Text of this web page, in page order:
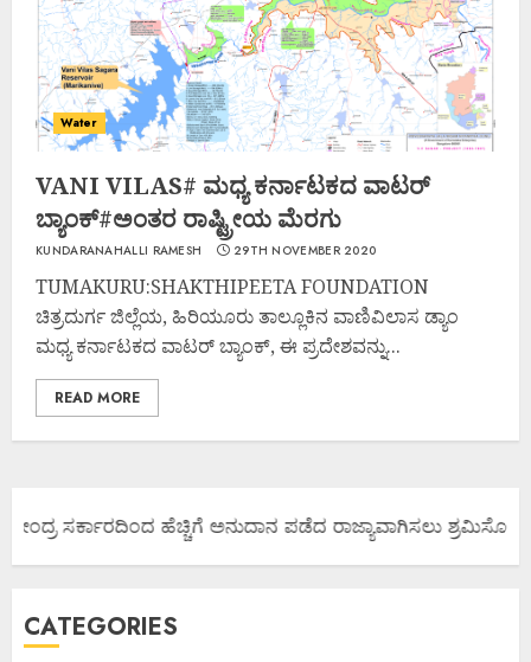
Water
VANI VILAS# ಮಧ್ಯ ಕರ್ನಾಟಕದ ವಾಟರ್
ಬ್ಯಾಂಕ್#ಅಂತರ ರಾಷ್ಟ್ರೀಯ ಮೆರಗು
KUNDARANAHALLI RAMESH 29TH NOVEMBER 2020
TUMAKURU:SHAKTHIPEETA FOUNDATION
ಚಿತ್ರದುರ್ಗ ಜಿಲ್ಲೆಯ, ಹಿರಿಯೂರು ತಾಲ್ಲೂಕಿನ ವಾಣಿವಿಲಾಸ ಡ್ಯಾಂ
ಮಧ್ಯ ಕರ್ನಾಟಕದ ವಾಟರ್ ಬ್ಯಾಂಕ್, ಈ ಪ್ರದೇಶವನ್ನು...
READ MORE
ಸರ್ಕಾರದಿಂದ ಹೆಚ್ಚಿಗೆ ಅನುದಾನ ಪಡೆದ ರಾಜ್ಯಾವಾಗಿಸಲು ಶ್ರಮಿಸೋಣ
CATEGORIES